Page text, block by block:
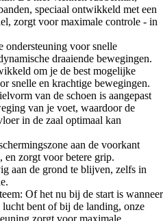
speciaal ontwikkeld met een
zorgt voor maximale controle - in
voor snelle
draaiende bewegingen.
om je de best mogelijke
snelle en krachtige bewegingen.
van de schoen is aangepast
van je voet, waardoor de
in de zaal optimaal kan
aan de voorkant
en zorgt voor betere grip.
aan de grond te blijven, zelfs in
Of het nu bij de start is wanneer
bent of bij de landing, onze